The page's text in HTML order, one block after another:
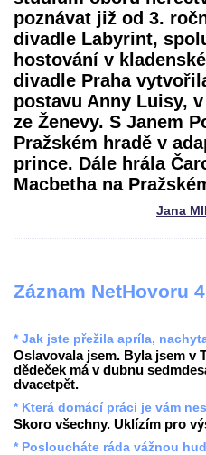
poznávat již od 3.
divadle Labyrint,
hostování v
divadle Praha
postavu Anny Luisy,
ze Ženevy. S Janem
Pražském hradě v
prince. Dále hrála
Macbethana
Jana
Záznam NetHovoru
* Jak jste přežila apríla,
Oslavovala jsem. Byla jsem v
dědeček má v dubnu
dvacetpět.
* Která domácí práci je vám
Skoro všechny. Uklízím pro
* Posloucháte ráda vážnou